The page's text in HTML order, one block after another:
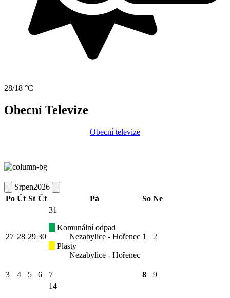
28/18 °C
Obecní Televize
Obecní televize
Srpen2026
Po Út St Čt Pá So Ne
27 28 29 30
31
Komunální odpad
Nezabylice - Hořenec
Plasty
Nezabylice - Hořenec
1 2
3 4 5 6 7 8 9
14